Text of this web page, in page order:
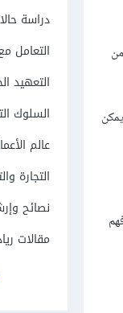
دراسة
التعامل
التعهيد
السلوك
عالم
التجارة
نصائح
مقالات